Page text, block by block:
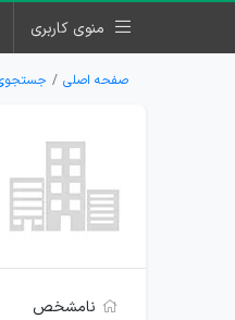
منوی کاربری
صفحه اصلی
نامشخص